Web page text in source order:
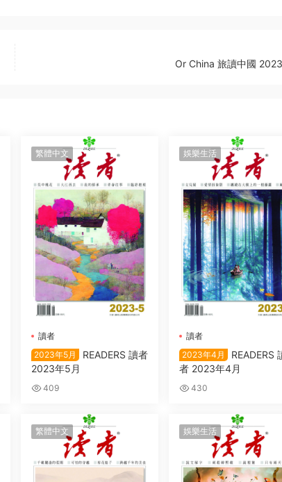
Or China 旅讀中國
繁體中文
讀者
2023年5月
READERS 讀者
2023年5月
409
娛樂生活
讀者
2023年4月
READERS
者 2023年4月
430
繁體中文 娛樂生活